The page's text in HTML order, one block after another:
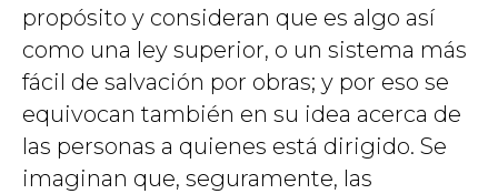
propósito y consideran que es algo así
como una ley superior, o un sistema más
fácil de salvación por obras; y por eso se
equivocan también en su idea acerca de
las personas a quienes está dirigido. Se
imaginan que, seguramente, las